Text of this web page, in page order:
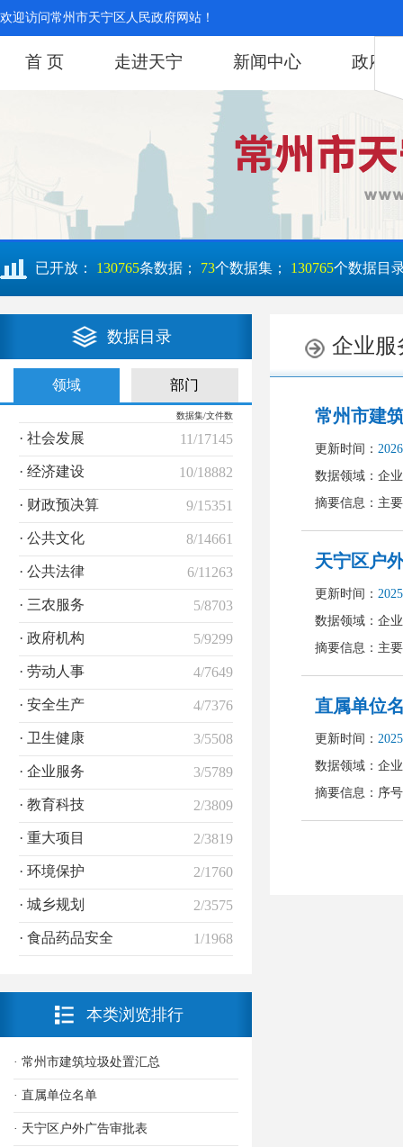
欢迎访问常州市天宁区人民政府网站！
首 页 走进天宁 新闻中心 政府
已开放： 130765条数据； 73个数据集； 130765个数据目
数据目录
领域 部门
数据集/文件数
· 社会发展 11/17145
· 经济建设 10/18882
· 财政预决算 9/15351
· 公共文化 8/14661
· 公共法律 6/11263
· 三农服务 5/8703
· 政府机构 5/9299
· 劳动人事 4/7649
· 安全生产 4/7376
· 卫生健康 3/5508
· 企业服务 3/5789
· 教育科技 2/3809
· 重大项目 2/3819
· 环境保护 2/1760
· 城乡规划 2/3575
· 食品药品安全 1/1968
本类浏览排行
· 常州市建筑垃圾处置汇总
· 直属单位名单
· 天宁区户外广告审批表